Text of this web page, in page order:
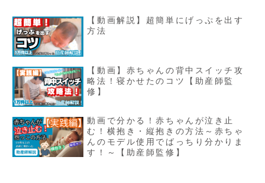
【動画解説】超簡単にげっぷを出す
方法
【動画】赤ちゃんの背中スイッチ攻
略法！寝かせたのコツ【助産師監
修】
動画で分かる！赤ちゃんが泣き止
む！横抱き・縦抱きの方法～赤ちゃ
んのモデル使用でばっちり分かりま
す！～【助産師監修】